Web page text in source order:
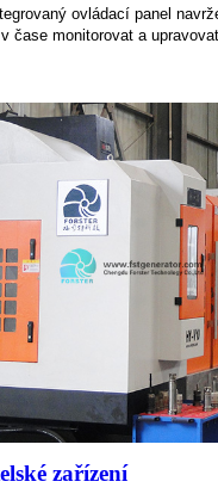
ovládací panel
čase monitorovat a
zařízení